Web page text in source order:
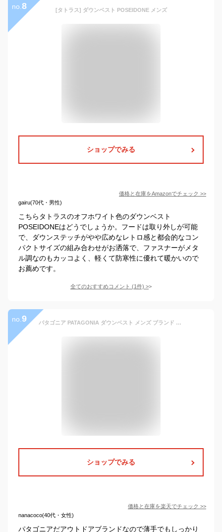
no. 8 [タトラス] ダウンベスト POSEIDONE メンズ
ショップでみる
価格と在庫をAmazonでチェック >>
gairu(70代・男性)
こちらタトラスのオフホワイト色のダウンベスト
POSEIDONEはどうでしょうか。フードは取り外しが可能
で、ダウンステッチがやや広めなレトロ感と都会的なコン
パクトサイズの組み合わせがお洒落で、ファスナーがメタ
ル調なのもカッコよく、軽くて防寒性に優れて暖かいので
お薦めです。
全てのおすすめコメント (1件) >
no. 9 パタゴニア PATAGONIA ダウンベスト メンズ ブランド アウター 27588 MEN’S REVERSIBLE BIVY DOWN VEST メンズ リバーシブル ビビー ダウン ベスト ブルー
ショップでみる
価格と在庫を楽天でチェック >>
nanacoco(40代・女性)
パタゴニアだアウトドアブランドなので薄手でもしっかり